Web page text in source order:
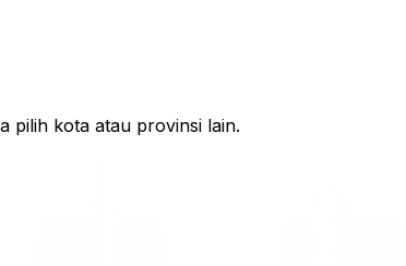
pilih kota atau provinsi lain.